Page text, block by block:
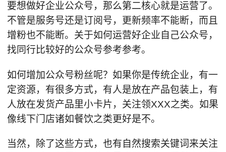
要想做好企业公众号，那么第二核心就是运营了。
不管是服务号还是订阅号，更新频率不能断，而且
增粉也不能断。关于如何运营好企业自己公众号，
找同行比较好的公众号参考参考。
如何增加公众号粉丝呢？如果你是传统企业，有一
定资源，有很多方式，有人是放在产品包装上，有
人放在发货产品里小卡片，关注领XXX之类。如果
像线下门店诸如餐饮之类更好是不。
当然，除了这些方式，也有自然搜索关键词来关注